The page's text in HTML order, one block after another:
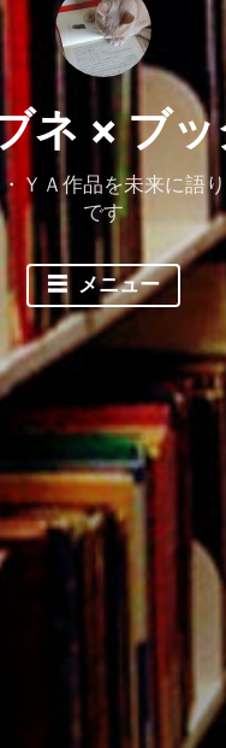
ネ × ブ
ＹＡ作品を未来に語
です
メニュー